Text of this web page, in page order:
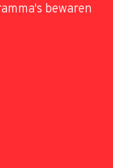
bewaren